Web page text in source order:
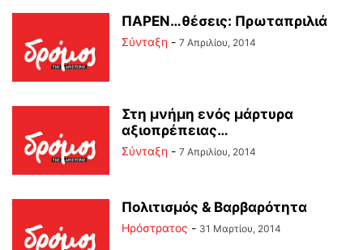
ΠΑΡΕΝ…θέσεις: Πρωταπριλιά
Σύνταξη - 7 Απριλίου, 2014
Στη μνήμη ενός μάρτυρα
αξιοπρέπειας…
Σύνταξη - 7 Απριλίου, 2014
Πολιτισμός & Βαρβαρότητα
Ηρόστρατος - 31 Μαρτίου, 2014